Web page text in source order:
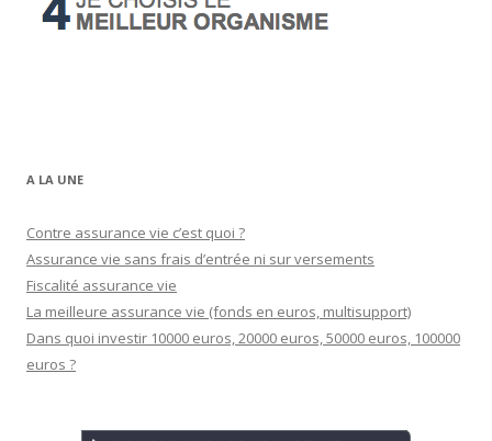
A LA UNE
Contre assurance vie c’est quoi ?
Assurance vie sans frais d’entrée ni sur versements
Fiscalité assurance vie
La meilleure assurance vie (fonds en euros, multisupport)
Dans quoi investir 10000 euros, 20000 euros, 50000 euros, 100000
euros ?